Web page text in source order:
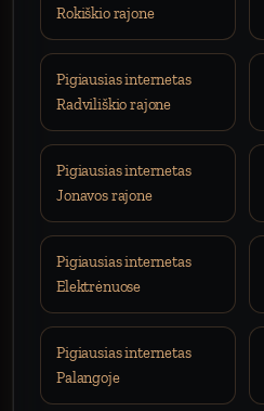
Rokiškio rajone
Pigiausias internetas
Radviliškio rajone
Pigiausias internetas
Jonavos rajone
Pigiausias internetas
Elektrėnuose
Pigiausias internetas
Palangoje